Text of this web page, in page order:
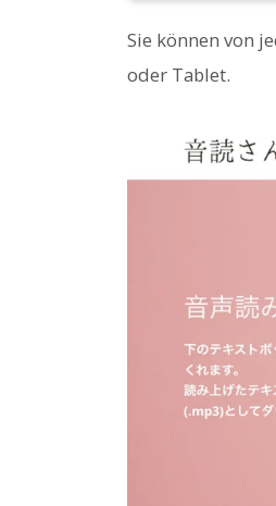
Sie können von
oder Tablet.